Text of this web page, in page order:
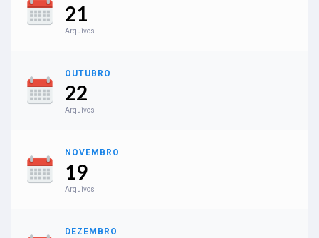
21
Arquivos
OUTUBRO
22
Arquivos
NOVEMBRO
19
Arquivos
DEZEMBRO